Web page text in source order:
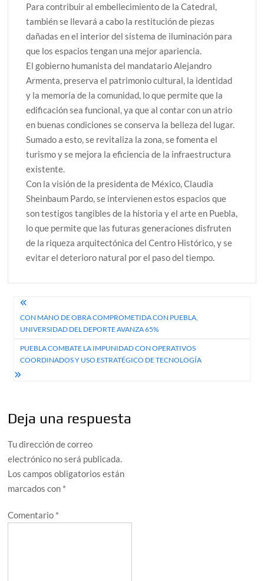
Para contribuir al embellecimiento de la Catedral,
también se llevará a cabo la restitución de piezas
dañadas en el interior del sistema de iluminación para
que los espacios tengan una mejor apariencia.
El gobierno humanista del mandatario Alejandro
Armenta, preserva el patrimonio cultural, la identidad
y la memoria de la comunidad, lo que permite que la
edificación sea funcional, ya que al contar con un atrio
en buenas condiciones se conserva la belleza del lugar.
Sumado a esto, se revitaliza la zona, se fomenta el
turismo y se mejora la eficiencia de la infraestructura
existente.
Con la visión de la presidenta de México, Claudia
Sheinbaum Pardo, se intervienen estos espacios que
son testigos tangibles de la historia y el arte en Puebla,
lo que permite que las futuras generaciones disfruten
de la riqueza arquitectónica del Centro Histórico, y se
evitar el deterioro natural por el paso del tiempo.
Navegación
de
entradas
CON MANO DE OBRA COMPROMETIDA CON PUEBLA,
UNIVERSIDAD DEL DEPORTE AVANZA 65%
PUEBLA COMBATE LA IMPUNIDAD CON OPERATIVOS
COORDINADOS Y USO ESTRATÉGICO DE TECNOLOGÍA
Deja una respuesta
Tu dirección de correo
electrónico no será publicada.
Los campos obligatorios están
marcados con *
Comentario *